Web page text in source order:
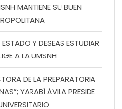
MANTIENE SU BUEN
Y DESEAS ESTUDIAR
A LA UMSNH
DE LA PREPARATORIA
YARABÍ ÁVILA PRESIDE